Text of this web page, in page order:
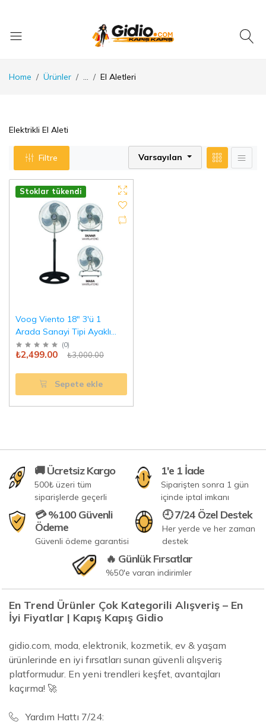
Home Ürünler ... El Aletleri
Elektrikli El Aleti
Filtre Varsayılan
Stoklar tükendi
Voog Viento 18" 3'ü 1
Arada Sanayi Tipi Ayaklı
Vantilatör - Güçlü ve
Dayanıklı
(0)
₺2,499.00 ₺3,000.00
Sepete ekle
🚚 Ücretsiz Kargo
500₺ üzeri tüm
siparişlerde geçerli
1'e 1 İade
Siparişten sonra 1 gün
içinde iptal imkanı
💳 %100 Güvenli
Ödeme
Güvenli ödeme garantisi
🕘 7/24 Özel Destek
Her yerde ve her zaman
destek
🔥 Günlük Fırsatlar
%50'e varan indirimler
En Trend Ürünler Çok Kategorili Alışveriş – En
İyi Fiyatlar | Kapış Kapış Gidio
gidio.com, moda, elektronik, kozmetik, ev & yaşam
ürünlerinde en iyi fırsatları sunan güvenli alışveriş
platformudur. En yeni trendleri keşfet, avantajları
kaçırma! 🚀
Yardım Hattı 7/24: